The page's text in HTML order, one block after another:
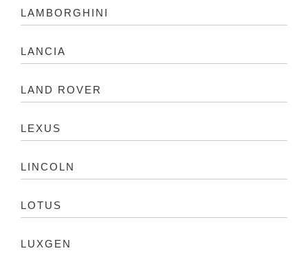
LAMBORGHINI
LANCIA
LAND ROVER
LEXUS
LINCOLN
LOTUS
LUXGEN